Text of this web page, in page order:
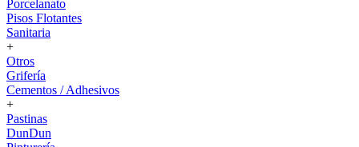
Porcelanato
Pisos Flotantes
Sanitaria
+
Otros
Grifería
Cementos / Adhesivos
+
Pastinas
DunDun